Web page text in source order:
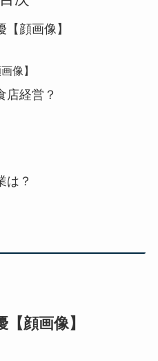
顔画像】
像】
店経営？
は？
顔画像】